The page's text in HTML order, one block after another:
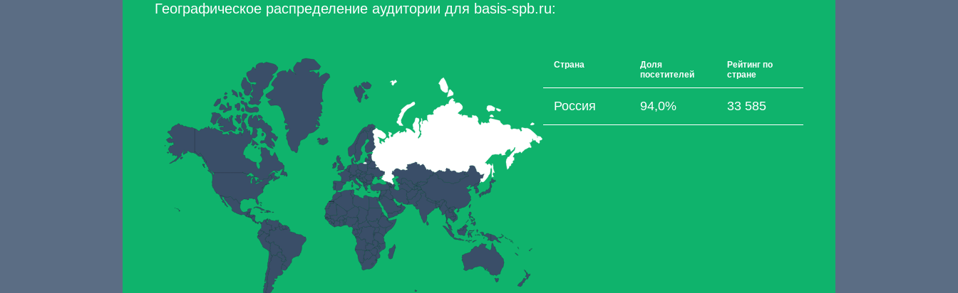
Географическое распределение аудитории для basis-spb.ru:
Страна
Доля
посетителей
Рейтинг по
стране
Россия 94,0% 33 585